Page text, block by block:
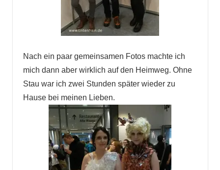
Nach ein paar gemeinsamen Fotos machte ich
mich dann aber wirklich auf den Heimweg. Ohne
Stau war ich zwei Stunden später wieder zu
Hause bei meinen Lieben.